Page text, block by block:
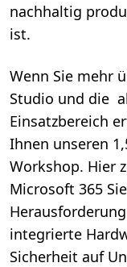
nachhaltig
ist.
Wenn Sie mehr
Studio und die
Einsatzbereich
Ihnen unseren
Workshop. Hier
Microsoft 365
integrierte
Sicherheit auf